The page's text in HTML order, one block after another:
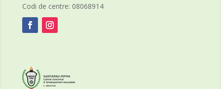
Codi de centre: 08068914